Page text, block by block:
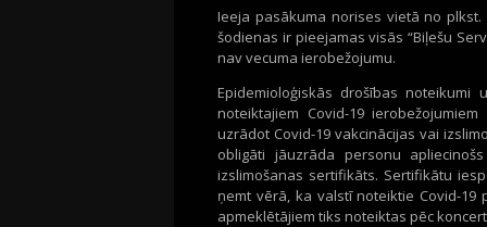
Ieeja pasākuma norises vietā no plkst.
šodienas ir pieejamas visās “Biļešu
nav vecuma ierobežojumu.
Epidemioloģiskās drošības
noteiktajiem Covid-19
uzrādot Covid-19 vakcinācijas vai
obligāti jāuzrāda personu
izslimošanas sertifikāts. Sertifikātu
ņemt vērā, ka valstī noteiktie Covid-
apmeklētājiem tiks noteiktas pēc